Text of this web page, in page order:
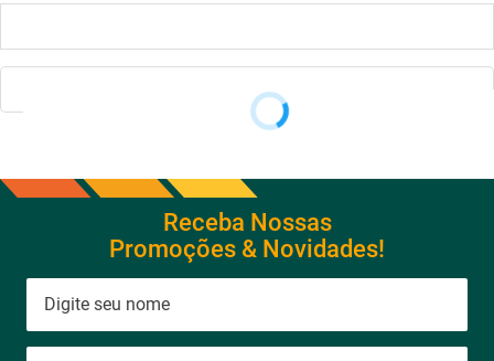
Receba Nossas
Promoções & Novidades!